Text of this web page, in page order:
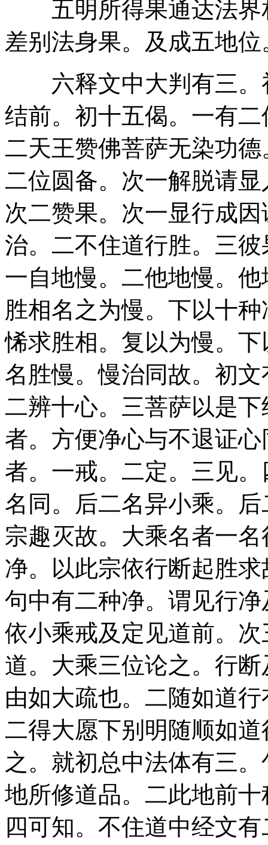
五明所得果通达法界
差别法身果。及成五地
六释文中大判有三。
结前。初十五偈。一有
二天王赞佛菩萨无染功
二位圆备。次一解脱请
次二赞果。次一显行成
治。二不住道行胜。三
一自地慢。二他地慢。
胜相名之为慢。下以十
悕求胜相。复以为慢。
名胜慢。慢治同故。初
二辨十心。三菩萨以是
者。方便净心与不退证
者。一戒。二定。三见
名同。后二名异小乘。
宗趣灭故。大乘名者一
净。以此宗依行断起胜
句中有二种净。谓见行
依小乘戒及定见道前。
道。大乘三位论之。行
由如大疏也。二随如道
二得大愿下别明随顺如
之。就初总中法体有三
地所修道品。二此地前
四可知。不住道中经文